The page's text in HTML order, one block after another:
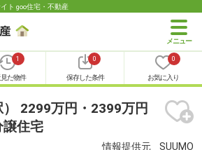
ト goo住宅・不動産
1
た物件
0
保存した条件
0
お気に入り
2299万円・2399万円
住宅
情報提供元 SUUMO